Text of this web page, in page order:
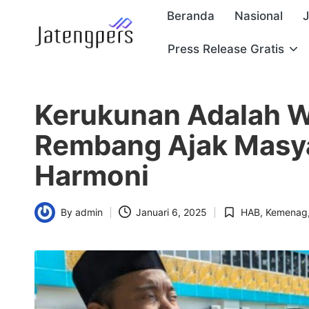
t
e
n
g
p
e
Beranda Nasional
Press Release Gratis
Kerukunan Adalah
Rembang Ajak
Harmoni
Posted
By admin Januari 6, 2025
Posted
HAB, Kemenag,